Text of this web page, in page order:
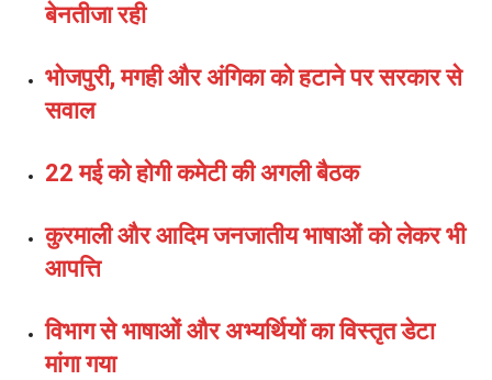
बेनतीजा रही
भोजपुरी, मगही और अंगिका को हटाने पर सरकार से
सवाल
22 मई को होगी कमेटी की अगली बैठक
कुरमाली और आदिम जनजातीय भाषाओं को लेकर भी
आपत्ति
विभाग से भाषाओं और अभ्यर्थियों का विस्तृत डेटा
मांगा गया